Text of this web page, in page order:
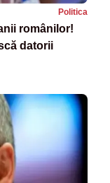
Politica
românilor!
datorii